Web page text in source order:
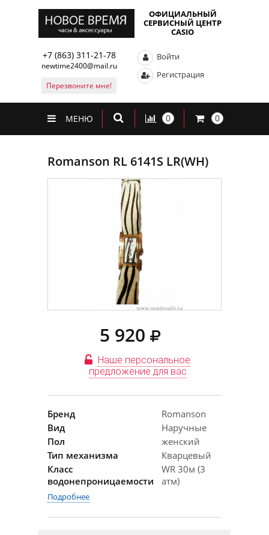
ОФИЦИАЛЬНЫЙ
СЕРВИСНЫЙ ЦЕНТР
CASIO
+7 (863) 311-21-78
newtime2400@mail.ru
Перезвоните мне!
Войти
Регистрация
МЕНЮ 0 0
Romanson RL 6141S LR(WH)
5 920
Наше персональное
предложение для вас
Бренд
Romanson
Вид
Наручные
Пол
женский
Тип механизма
Кварцевый
Класс
водонепроницаемости
WR 30м (3
атм)
Подробнее